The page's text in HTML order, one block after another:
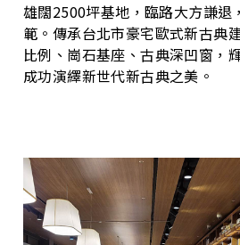
雄闊2500坪基地，臨路大方謙退
範。傳承台北市豪宅歐式新古典
比例、崗石基座、古典深凹窗，
成功演繹新世代新古典之美。